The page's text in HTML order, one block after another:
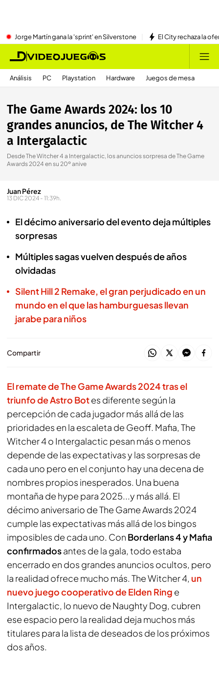
Jorge Martín gana la 'sprint' en Silverstone El City rechaza la
Análisis PC Playstation Hardware Juegos de mesa
The Game Awards 2024: los 10
grandes anuncios, de The Witcher 4
a Intergalactic
Desde The Witcher 4 a Intergalactic, los anuncios sorpresa de The Game
Awards 2024 en su 20º anive
Juan Pérez
13 DIC 2024 - 11:39h.
El décimo aniversario del evento deja múltiples
sorpresas
Múltiples sagas vuelven después de años
olvidadas
Silent Hill 2 Remake, el gran perjudicado en un
mundo en el que las hamburguesas llevan
jarabe para niños
Compartir
El remate de The Game Awards 2024 tras el
triunfo de Astro Botes diferente según la
percepción de cada jugador más allá de las
prioridades en la escaleta de Geoff. Mafia, The
Witcher 4 o Intergalactic pesan más o menos
depende de las expectativas y las sorpresas de
cada uno pero en el conjunto hay una decena de
nombres propios inesperados. Una buena
montaña de hype para 2025...y más allá. El
décimo aniversario de The Game Awards 2024
cumple las expectativas más allá de los bingos
imposibles de cada uno. Con Borderlans 4 y Mafia
confirmadosantes de la gala, todo estaba
encerrado en dos grandes anuncios ocultos, pero
la realidad ofrece mucho más. The Witcher 4, un
nuevo juego cooperativo de Elden Ring e
Intergalactic, lo nuevo de Naughty Dog, cubren
ese espacio pero la realidad deja muchos más
titulares para la lista de deseados de los próximos
dos años.